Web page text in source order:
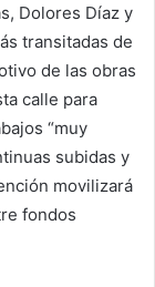
Dolores Díaz y
transitadas de
de las obras
calle para
“muy
subidas y
movilizará
fondos